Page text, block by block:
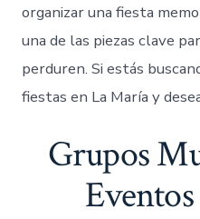
organizar una fiesta
una de las piezas clave
perduren. Si estás
fiestas en La María y
Grupos